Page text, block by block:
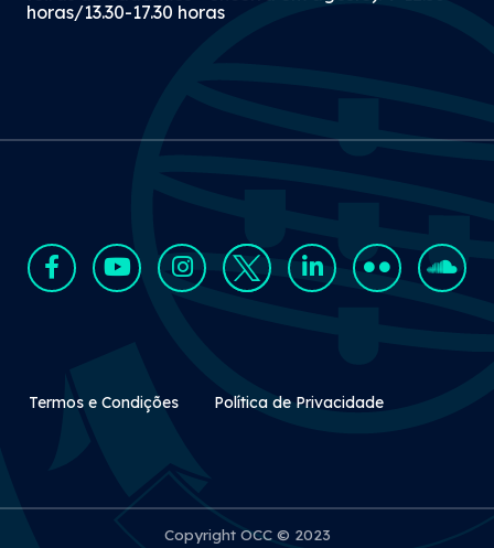
horas/13.30-17.30 horas
Rodapé Secundário
Termos e Condições Política de Privacidade
Copyright OCC © 2023